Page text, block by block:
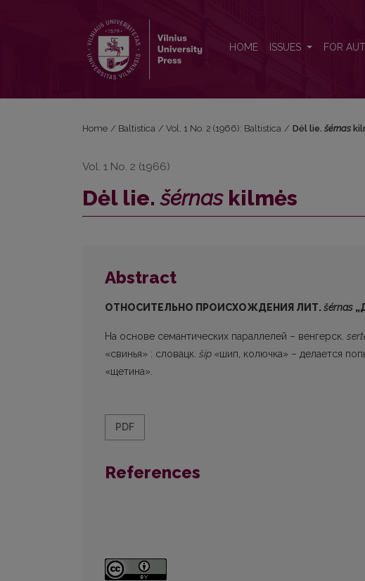
HOME ISSUES FOR
Home / Baltistica / Vol. 1 No. 2 (1966): Baltistica / Dėl lie. šérnas
Vol. 1 No. 2 (1966)
Dėl lie.šérnaskilmės
Abstract
ОТНОСИТЕЛЬНО ПРОИСХОЖДЕНИЯ ЛИТ.šérnas
На основе семантических параллелей – венгерск.
«свинья» : словацк. šíp «шип, колючка» – делается
«щетина».
PDF
References